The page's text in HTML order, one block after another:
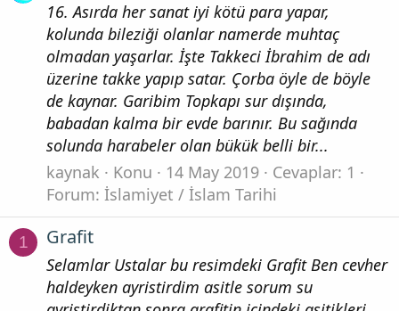
16. Asırda her sanat iyi kötü para yapar,
kolunda bileziği olanlar namerde muhtaç
olmadan yaşarlar. İşte Takkeci İbrahim de adı
üzerine takke yapıp satar. Çorba öyle de böyle
de kaynar. Garibim Topkapı sur dışında,
babadan kalma bir evde barınır. Bu sağında
solunda harabeler olan bükük belli bir...
kaynak
Konu 14 May 2019
Cevaplar: 1
Forum: İslamiyet / İslam Tarihi
1 Grafit
Selamlar Ustalar bu resimdeki Grafit Ben cevher
haldeyken ayristirdim asitle sorum su